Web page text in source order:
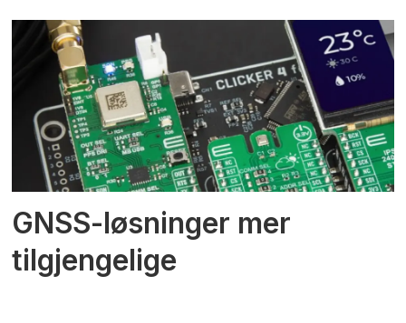
GNSS-løsninger mer
tilgjengelige